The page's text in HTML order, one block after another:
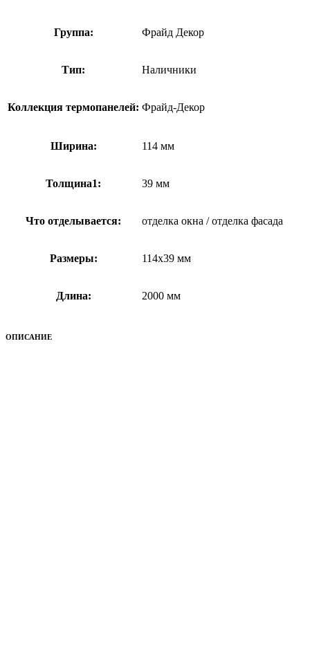
Группа: Фрайд Декор
Тип: Наличники
Коллекция термопанелей: Фрайд-Декор
Ширина: 114 мм
Толщина1: 39 мм
Что отделывается: отделка окна / отделка фасада
Размеры: 114x39 мм
Длина: 2000 мм
ОПИСАНИЕ